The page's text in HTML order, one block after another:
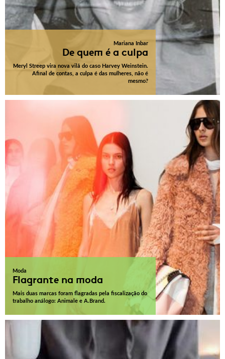
Mariana Inbar
De quem é a culpa
Meryl Streep vira nova vilã do caso Harvey Weinstein.
Afinal de contas, a culpa é das mulheres, não é
mesmo?
Moda
Flagrante na moda
Mais duas marcas foram flagradas pela fiscalização do
trabalho análogo: Animale e A.Brand.